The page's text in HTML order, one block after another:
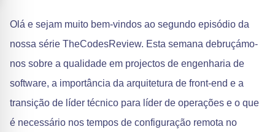
Olá e sejam muito bem-vindos ao segundo episódio da
nossa série TheCodesReview. Esta semana debruçámo-
nos sobre a qualidade em projectos de engenharia de
software, a importância da arquitetura de front-end e a
transição de líder técnico para líder de operações e o que
é necessário nos tempos de configuração remota no